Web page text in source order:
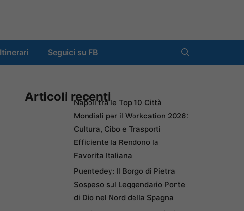
Itinerari Seguici su FB
Articoli recentiNapoli tra le Top 10 Città
Mondiali per il Workcation 2026:
Cultura, Cibo e Trasporti
Efficiente la Rendono la
Favorita Italiana
Puentedey: Il Borgo di Pietra
Sospeso sul Leggendario Ponte
di Dio nel Nord della Spagna